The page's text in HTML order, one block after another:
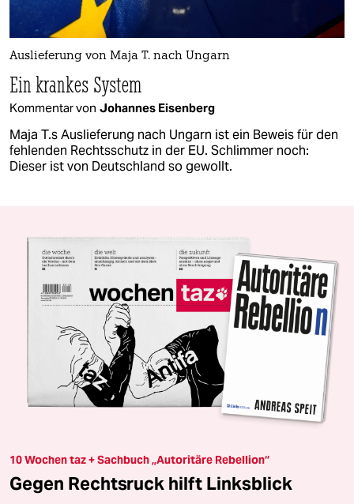
Auslieferung von Maja T. nach Ungarn
Ein krankes System
Kommentar von Johannes Eisenberg
Maja T.s Auslieferung nach Ungarn ist ein Beweis für den
fehlenden Rechtsschutz in der EU. Schlimmer noch:
Dieser ist von Deutschland so gewollt.
10 Wochen taz + Sachbuch „Autoritäre Rebellion“
Gegen Rechtsruck hilft Linksblick